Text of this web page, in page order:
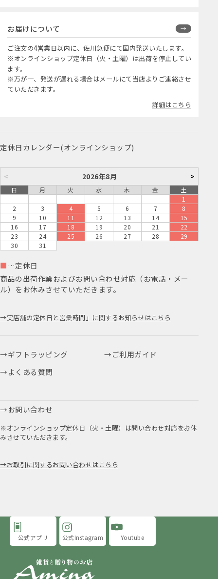
お届けについて
ご注文の4営業日以内に、佐川急便にて国内発送いたします。
※オンラインショップ定休日（火・土曜）は出荷を停止してい
ます。
※万が一、発送が遅れる場合はメールにて当店よりご連絡させ
ていただきます。
詳細はこちら
定休日カレンダー(オンラインショップ)
< 2026年8月 >
日 月 火 水 木 金
土
1
2
3 4 5 6 7
8
9
10 11 12 13 14
15
16
17 18 19 20 21
22
23
24 25 26 27 28
29
30
31
■ …定休日
商品の出荷作業およびお問い合わせ対応（お電話・メー
ル）をお休みさせていただきます。
実店舗の定休日と営業時間」に関するお知らせはこちら
ギフトラッピング
ご利用ガイド
よくある質問
お問い合わせ
※オンラインショップ定休日（火・土曜）は問い合わせ対応をお休
みさせていただきます。
お取引に関するお問い合わせはこちら
公式アプリ 公式Instagram Youtube